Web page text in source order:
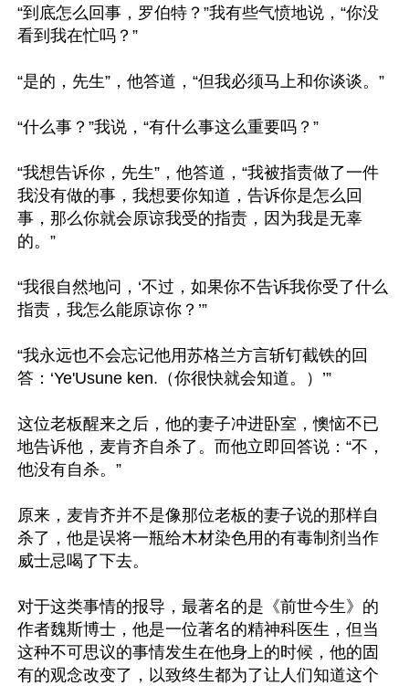
“到底怎么回事，罗伯特？”我有些气愤地说，“你没
看到我在忙吗？”
“是的，先生”，他答道，“但我必须马上和你谈谈。”
“什么事？”我说，“有什么事这么重要吗？”
“我想告诉你，先生”，他答道，“我被指责做了一件
我没有做的事，我想要你知道，告诉你是怎么回
事，那么你就会原谅我受的指责，因为我是无辜
的。”
“我很自然地问，‘不过，如果你不告诉我你受了什么
指责，我怎么能原谅你？’”
“我永远也不会忘记他用苏格兰方言斩钉截铁的回
答：‘Ye'Usune ken.（你很快就会知道。）’”
这位老板醒来之后，他的妻子冲进卧室，懊恼不已
地告诉他，麦肯齐自杀了。而他立即回答说：“不，
他没有自杀。”
原来，麦肯齐并不是像那位老板的妻子说的那样自
杀了，他是误将一瓶给木材染色用的有毒制剂当作
威士忌喝了下去。
对于这类事情的报导，最著名的是《前世今生》的
作者魏斯博士，他是一位著名的精神科医生，但当
这种不可思议的事情发生在他身上的时候，他的固
有的观念改变了，以致终生都为了让人们知道这个